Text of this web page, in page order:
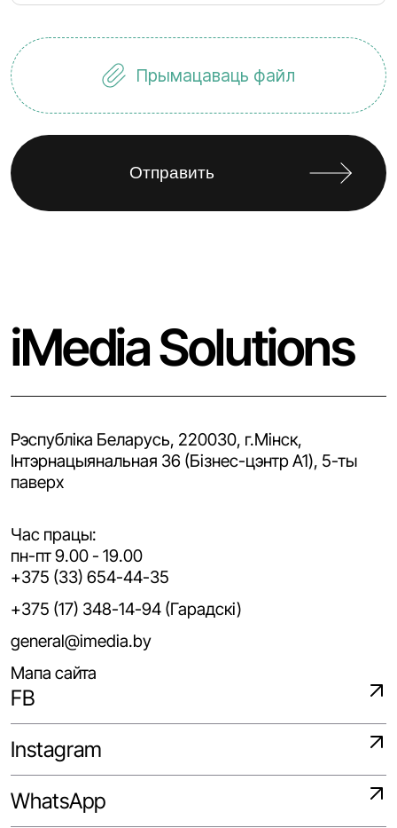
Прымацаваць файл
iMedia Solutions
Рэспубліка Беларусь, 220030, г.Мінск,
Iнтэрнацыянальная 36 (Бізнес-цэнтр A1), 5-ты
паверх
Час працы:
пн-пт 9.00 - 19.00
+375 (33) 654-44-35
+375 (17) 348-14-94 (Гарадскі)
general@imedia.by
Мапа сайта
FB
Instagram
WhatsApp